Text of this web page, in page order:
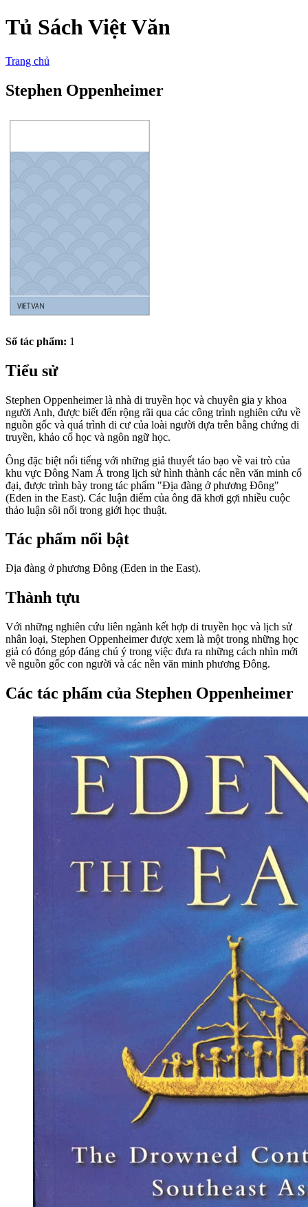
Tủ Sách Việt Văn
Trang chủ
Stephen Oppenheimer
Số tác phẩm: 1
Tiểu sử
Stephen Oppenheimer là nhà di truyền học và chuyên gia y khoa
người Anh, được biết đến rộng rãi qua các công trình nghiên cứu về
nguồn gốc và quá trình di cư của loài người dựa trên bằng chứng di
truyền, khảo cổ học và ngôn ngữ học.
Ông đặc biệt nổi tiếng với những giả thuyết táo bạo về vai trò của
khu vực Đông Nam Á trong lịch sử hình thành các nền văn minh cổ
đại, được trình bày trong tác phẩm "Địa đàng ở phương Đông"
(Eden in the East). Các luận điểm của ông đã khơi gợi nhiều cuộc
thảo luận sôi nổi trong giới học thuật.
Tác phẩm nổi bật
Địa đàng ở phương Đông (Eden in the East).
Thành tựu
Với những nghiên cứu liên ngành kết hợp di truyền học và lịch sử
nhân loại, Stephen Oppenheimer được xem là một trong những học
giả có đóng góp đáng chú ý trong việc đưa ra những cách nhìn mới
về nguồn gốc con người và các nền văn minh phương Đông.
Các tác phẩm của Stephen Oppenheimer